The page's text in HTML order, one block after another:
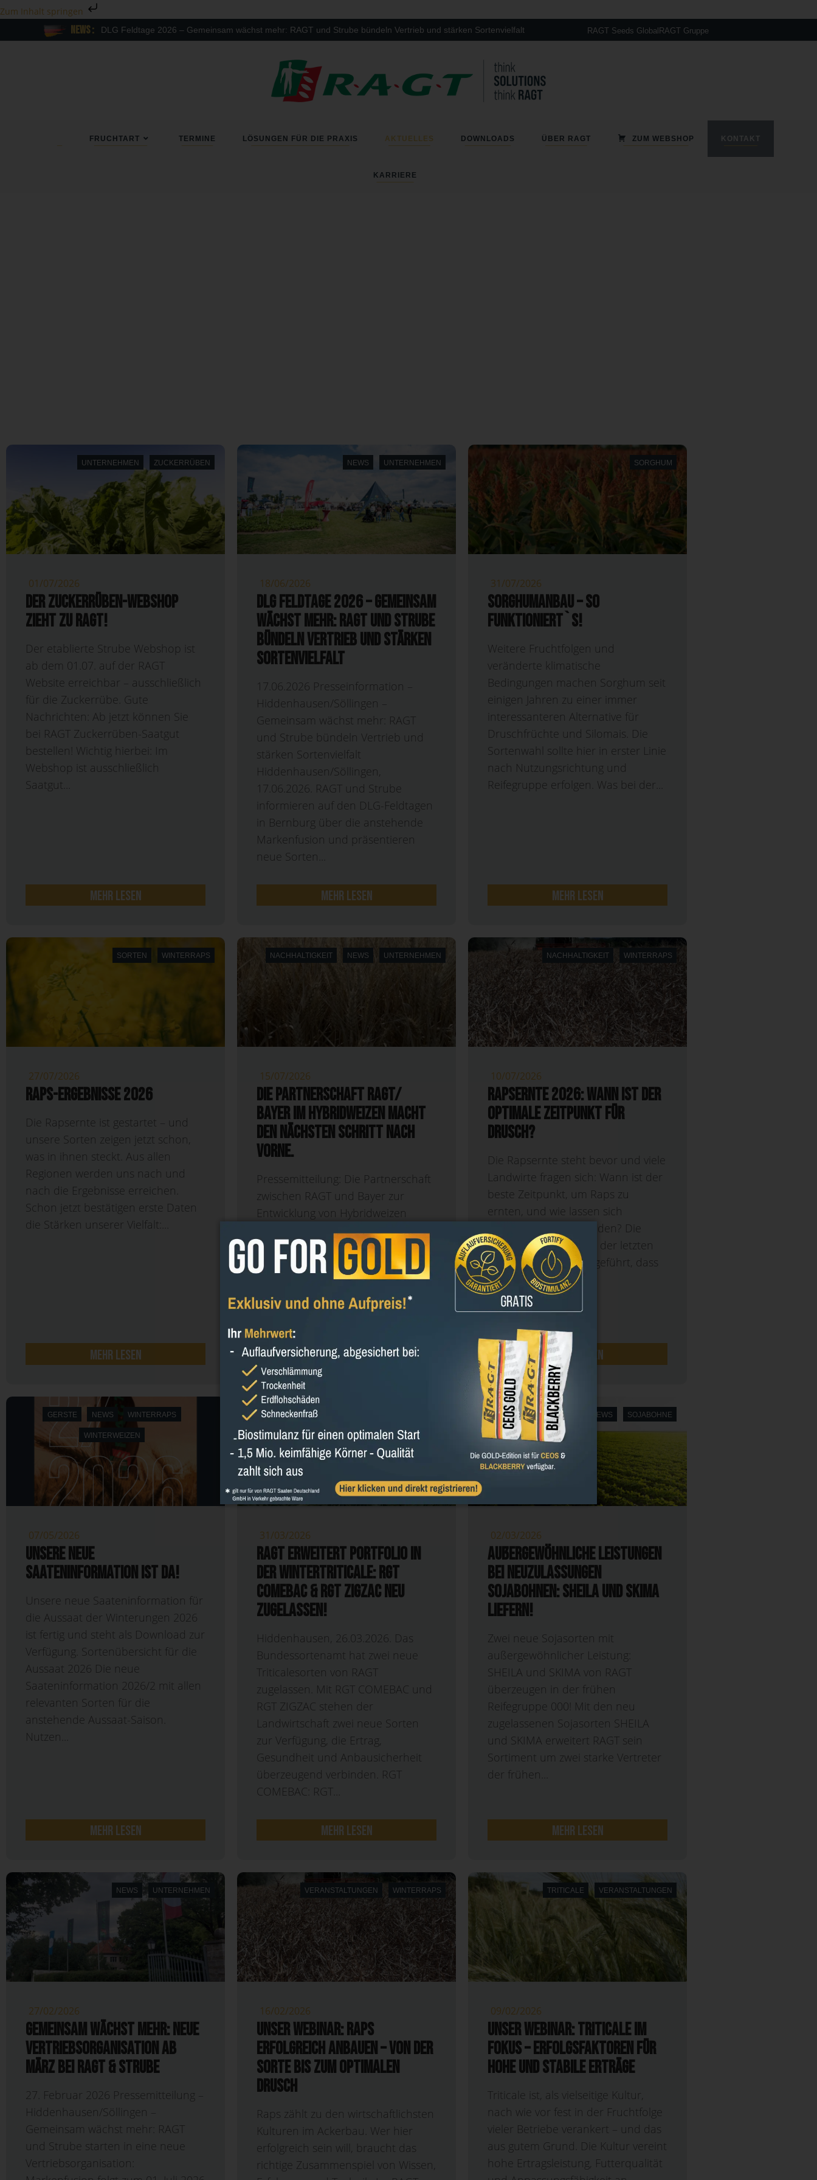
Zum Inhalt springen
News : DLG Feldtage 2026 – Gemeinsam wächst mehr: RAGT und Strube bündeln Vertrieb und stärken Sortenvielfalt Sorghumanbau – So funktioniert`s!
RAGT Seeds Global RAGT Gruppe
FRUCHTART TERMINE LÖSUNGEN FÜR DIE PRAXIS AKTUELLES DOWNLOADS ÜBER RAGT ZUM WEBSHOP KONTAKT
KARRIERE
UNTERNEHMEN ZUCKERRÜBEN
01/07/2026
Der Zuckerrüben-Webshop
zieht zu RAGT!
Der etablierte Strube Webshop ist
ab dem 01.07. auf der RAGT
Website erreichbar – ausschließlich
für die Zuckerrübe. Gute
Nachrichten: Ab jetzt können Sie
bei RAGT Zuckerrüben-Saatgut
bestellen! Wichtig hierbei: Im
Webshop ist ausschließlich
Saatgut...
mehr lesen
NEWS UNTERNEHMEN
18/06/2026
DLG Feldtage 2026 – Gemeinsam
wächst mehr: RAGT und Strube
bündeln Vertrieb und stärken
Sortenvielfalt
17.06.2026 Presseinformation –
Hiddenhausen/Söllingen –
Gemeinsam wächst mehr: RAGT
und Strube bündeln Vertrieb und
stärken Sortenvielfalt
Hiddenhausen/Söllingen,
17.06.2026. RAGT und Strube
informieren auf den DLG-Feldtagen
in Bernburg über die anstehende
Markenfusion und präsentieren
neue Sorten...
mehr lesen
SORGHUM
31/07/2026
Sorghumanbau – So
funktioniert`s!
Weitere Fruchtfolgen und
veränderte klimatische
Bedingungen machen Sorghum seit
einigen Jahren zu einer immer
interessanteren Alternative für
Druschfrüchte und Silomais. Die
Sortenwahl sollte hier in erster Linie
nach Nutzungsrichtung und
Reifegruppe erfolgen. Was bei der...
mehr lesen
SORTEN WINTERRAPS
27/07/2026
Raps-Ergebnisse 2026
Die Rapsernte ist gestartet – und
unsere Sorten zeigen jetzt schon,
was in ihnen steckt. Aus allen
Regionen werden uns nach und
nach die Ergebnisse erreichen.
Schon jetzt bestätigen erste Daten
die Stärken unserer Vielfalt:...
mehr lesen
NACHHALTIGKEIT NEWS UNTERNEHMEN
15/07/2026
Die Partnerschaft RAGT/
Bayer im Hybridweizen macht
den nächsten Schritt nach
vorne.
Pressemitteilung: Die Partnerschaft
zwischen RAGT und Bayer zur
Entwicklung von Hybridweizen
macht den nächsten Schritt nach
vorne. Nach mehreren Jahren enger
Zusammenarbeit und
kontinuierlicher Investitionen in die
Forschung passen wir unsere
Vereinbarung an, um die...
mehr lesen
NACHHALTIGKEIT WINTERRAPS
10/07/2026
Rapsernte 2026: Wann ist der
optimale Zeitpunkt für
Drusch?
Die Rapsernte steht bevor und viele
Landwirte fragen sich: Wann ist der
beste Zeitpunkt, um Raps zu
ernten, und wie lassen sich
Ertragsverluste vermeiden? Die
heißen Temperaturen der letzten
Wochen haben dazu geführt, dass
der...
mehr lesen
GERSTE NEWS WINTERRAPS
WINTERWEIZEN
07/05/2026
Unsere neue
Saateninformation ist da!
Unsere neue Saateninformation für
die Aussaat der Winterungen 2026
ist fertig und steht als Download zur
Verfügung. Sortenübersicht für die
Aussaat 2026 Die neue
Saateninformation 2026/2 mit allen
relevanten Sorten für die
anstehende Aussaat-Saison.
Nutzen...
mehr lesen
31/03/2026
RAGT erweitert Portfolio in
der Wintertriticale: RGT
COMEBAC & RGT ZIGZAC neu
zugelassen!
Hiddenhausen, 26.03.2026. Das
Bundessortenamt hat zwei neue
Triticalesorten von RAGT
zugelassen. Mit RGT COMEBAC und
RGT ZIGZAC stehen der
Landwirtschaft zwei neue Sorten
zur Verfügung, die Ertrag,
Gesundheit und Anbausicherheit
überzeugend verbinden. RGT
COMEBAC: RGT...
mehr lesen
INNOVATIONEN NEWS SOJABOHNE
02/03/2026
Außergewöhnliche Leistungen
bei Neuzulassungen
Sojabohnen: SHEILA und SKIMA
liefern!
Zwei neue Sojasorten mit
außergewöhnlicher Leistung:
SHEILA und SKIMA von RAGT
überzeugen in der frühen
Reifegruppe 000! Mit den neu
zugelassenen Sojasorten SHEILA
und SKIMA erweitert RAGT sein
Sortiment um zwei starke Vertreter
der frühen...
mehr lesen
NEWS UNTERNEHMEN
27/02/2026
Gemeinsam wächst mehr: Neue
Vertriebsorganisation ab
März bei RAGT & Strube
27. Februar 2026 Pressemitteilung –
Hiddenhausen/Söllingen –
Gemeinsam wächst mehr: RAGT
und Strube starten in eine neue
Vertriebsorganisation:
VERANSTALTUNGEN WINTERRAPS
16/02/2026
Unser Webinar: Raps
erfolgreich anbauen – Von der
Sorte bis zum optimalen
Drusch
Raps zählt zu den wirtschaftlichsten
Kulturen im Ackerbau. Wer hier
erfolgreich sein will, braucht das
richtige Zusammenspiel von Wissen,
TRITICALE VERANSTALTUNGEN
09/02/2026
Unser Webinar: Triticale im
Fokus – Erfolgsfaktoren für
hohe und stabile Erträge
Triticale ist, als vielseitige Kultur,
nach wie vor fest in der Fruchtfolge
vieler Betriebe verankert – und das
aus gutem Grund. Die Kultur vereint
hohe Ertragsleistung, Futterqualität